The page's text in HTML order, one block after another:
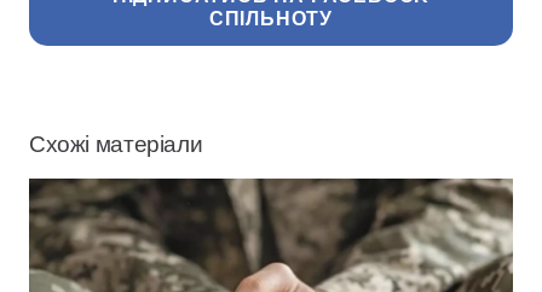
СПІЛЬНОТУ
Схожі матеріали